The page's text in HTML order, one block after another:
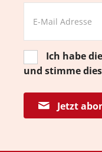
Ich habe die
und stimme
Jetzt